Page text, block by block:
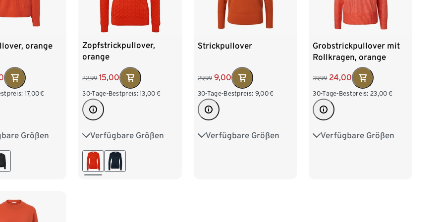
orange
17,00€
Größen
M 40/42
Zopfstrickpullover,
orange
22,99 15,00
30-Tage-Bestpreis: 13,00 €
Verfügbare Größen
S 36/38 M 40/42
L 44/46
Strickpullover
29,99 9,00
30-Tage-Bestpreis: 9,00€
Verfügbare Größen
S 36/38 M 40/42
Grobstrickpullover mit
Rollkragen, orange
39,99 24,00
30-Tage-Bestpreis: 23,00 €
Verfügbare Größen
S 36/38 M 40/42